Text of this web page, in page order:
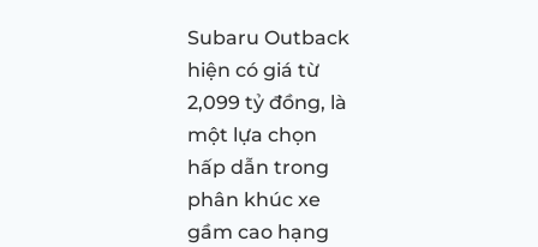
Subaru Outback
hiện có giá từ
2,099 tỷ đồng, là
một lựa chọn
hấp dẫn trong
phân khúc xe
gầm cao hạng